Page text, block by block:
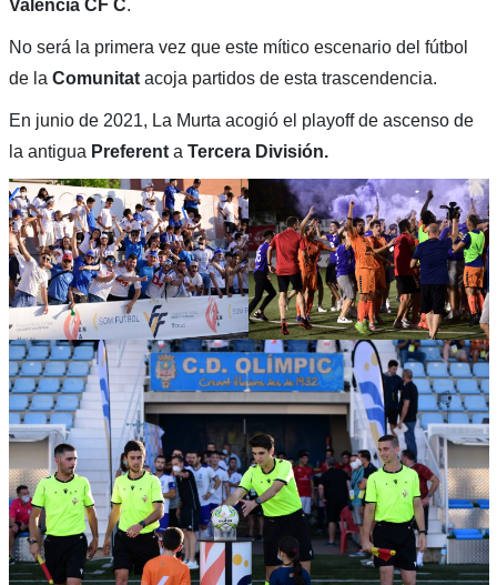
Valencia CF C.
No será la primera vez que este mítico escenario del fútbol
de la Comunitatacoja partidos de esta trascendencia.
En junio de 2021, La Murta acogió el playoff de ascenso de
la antigua Preferenta Tercera División.